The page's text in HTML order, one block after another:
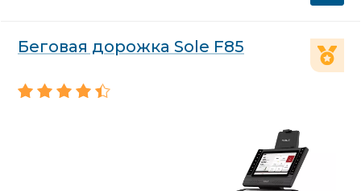
Беговая дорожка Sole F85